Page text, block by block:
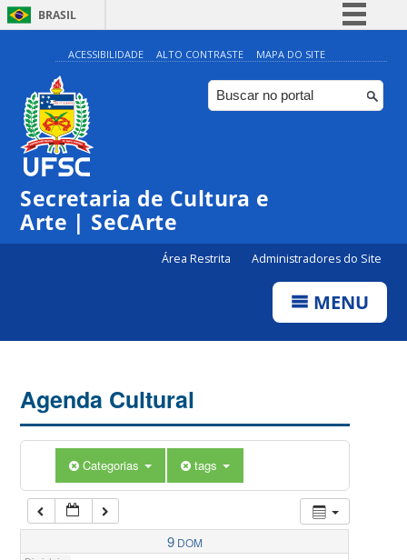
BRASIL
Simplifique!
Comunica BR
Participe
ACESSIBILIDADE ALTO CONTRASTE MAPA DO SITE
Secretaria de Cultura e
Arte | SeCArte
Área Restrita Administradores do Site
MENU
Agenda Cultural
Categorias tags
9 DOM